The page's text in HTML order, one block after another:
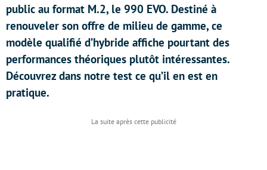
public au format M.2, le 990 EVO. Destiné à
renouveler son offre de milieu de gamme, ce
modèle qualifié d’hybride affiche pourtant des
performances théoriques plutôt intéressantes.
Découvrez dans notre test ce qu’il en est en
pratique.